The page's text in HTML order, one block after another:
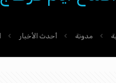
مدونة أحدث الأخبار